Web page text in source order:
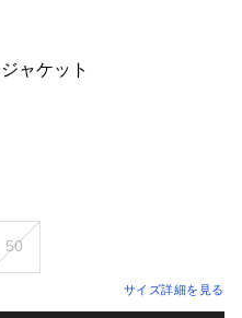
ャケット
50
サイズ詳細を見る